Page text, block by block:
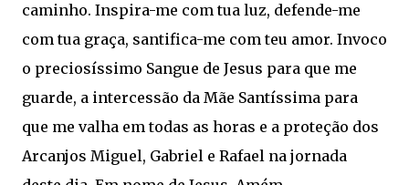
caminho. Inspira-me com tua luz, defende-me
com tua graça, santifica-me com teu amor. Invoco
o preciosíssimo Sangue de Jesus para que me
guarde, a intercessão da Mãe Santíssima para
que me valha em todas as horas e a proteção dos
Arcanjos Miguel, Gabriel e Rafael na jornada